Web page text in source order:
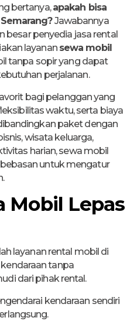
bertanya,apakah bisa
Jawabannya
besar penyedia jasa rental
layanan sewa mobil
tanpa sopir yang dapat
perjalanan.
bagi pelanggan yang
waktu, serta biaya
paket dengan
wisata keluarga,
harian, sewa mobil
untuk mengatur
Mobil Lepas
layanan rental mobil di
tanpa
dari pihak rental.
kendaraan sendiri